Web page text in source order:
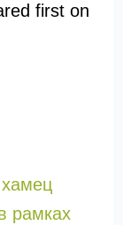
first on
рамках